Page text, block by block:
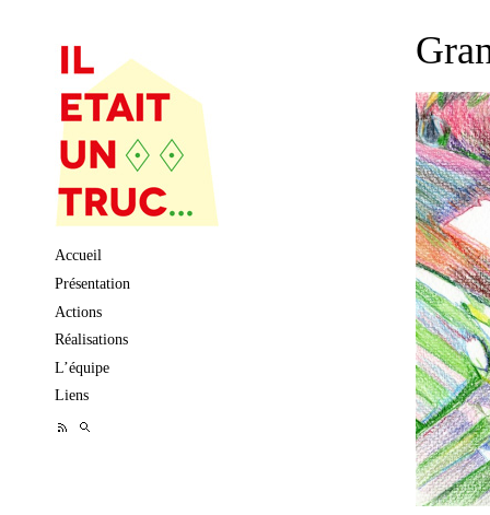
Skip to content
Accueil
Présentation
Actions
Réalisations
L’équipe
Liens